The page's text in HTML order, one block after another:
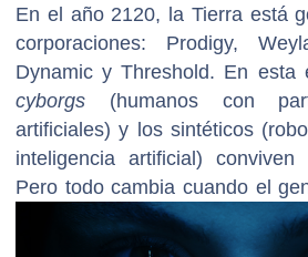
En el año 2120, la Tierra está
corporaciones: Prodigy,
Dynamic y Threshold. En esta
cyborgs (humanos con
artificiales) y los sintéticos
inteligencia artificial)
Pero todo cambia cuando el
de Prodigy Corporation
tecnológico revolucionario: